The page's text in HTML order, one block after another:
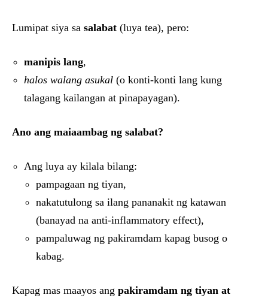
Lumipat siya sa salabat (luya tea), pero:
manipis lang,
halos walang asukal (o konti-konti lang kung
talagang kailangan at pinapayagan).
Ano ang maiaambag ng salabat?
Ang luya ay kilala bilang:
pampagaan ng tiyan,
nakatutulong sa ilang pananakit ng katawan
(banayad na anti-inflammatory effect),
pampaluwag ng pakiramdam kapag busog o
kabag.
Kapag mas maayos ang pakiramdam ng tiyan at